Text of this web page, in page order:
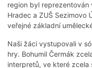
region byl reprezentován
Hradec a ZUŠ Sezimovo
veřejné základní
Naši žáci vystupovali v
hry. Bohumil Čermák
interpretů, ve které zcela